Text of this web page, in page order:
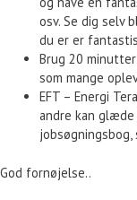
osv. Se dig selv
du er er
Brug 20
som mange
EFT – Energi
andre kan
God fornøjelse..